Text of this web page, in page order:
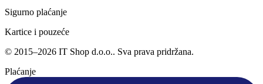
Sigurno plaćanje
Kartice i pouzeće
© 2015–2026 IT Shop d.o.o.. Sva prava pridržana.
Plaćanje